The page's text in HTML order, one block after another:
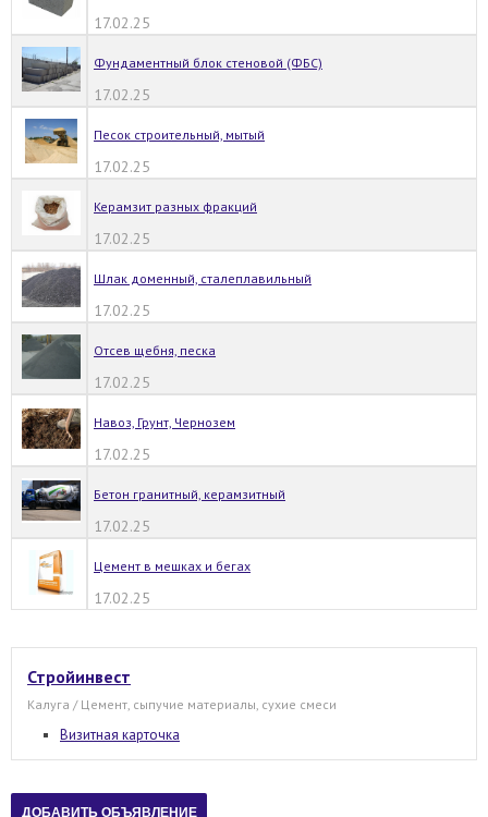
17.02.25
Фундаментный блок стеновой (ФБС)
17.02.25
Песок строительный, мытый
17.02.25
Керамзит разных фракций
17.02.25
Шлак доменный, сталеплавильный
17.02.25
Отсев щебня, песка
17.02.25
Навоз, Грунт, Чернозем
17.02.25
Бетон гранитный, керамзитный
17.02.25
Цемент в мешках и бегах
17.02.25
Стройинвест
Калуга / Цемент, сыпучие материалы, сухие смеси
Визитная карточка